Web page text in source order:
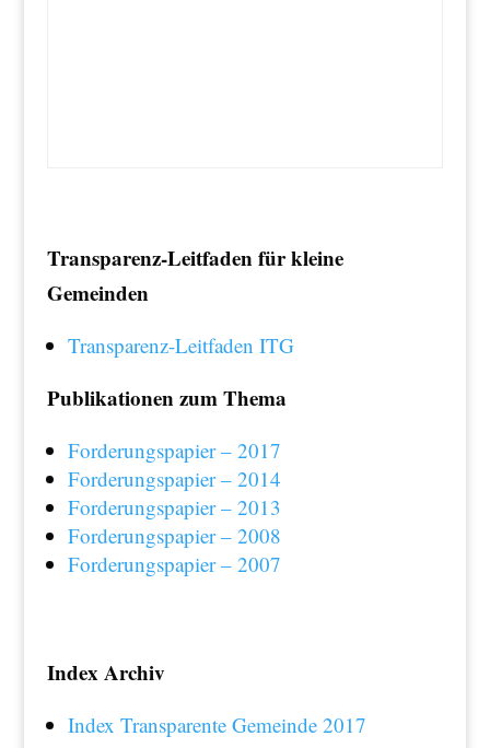
Transparenz-Leitfaden für kleine
Gemeinden
Transparenz-Leitfaden ITG
Publikationen zum Thema
Forderungspapier – 2017
Forderungspapier – 2014
Forderungspapier – 2013
Forderungspapier – 2008
Forderungspapier – 2007
Index Archiv
Index Transparente Gemeinde 2017